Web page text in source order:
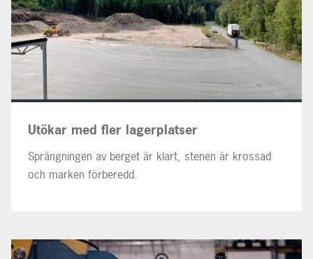
Utökar med fler lagerplatser
Sprängningen av berget är klart, stenen är krossad
och marken förberedd.